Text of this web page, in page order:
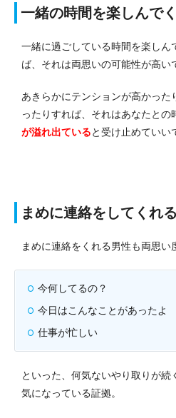
一緒の時間を楽しんで
一緒に過ごしている時間を楽しん
ば、それは両思いの可能性が高い
あきらかにテンションが高かった
ったりすれば、それはあなたとの
が溢れ出ていると受け止めていい
まめに連絡をしてくれる
まめに連絡をくれる男性も両思い
今何してるの？
今日はこんなことがあったよ
仕事が忙しい
といった、何気ないやり取りが
気になっている証拠。